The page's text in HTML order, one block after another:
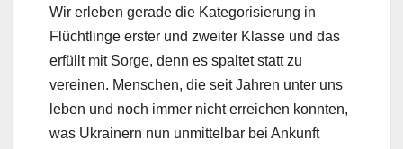
Wir erleben gerade die Kategorisierung in
Flüchtlinge erster und zweiter Klasse und das
erfüllt mit Sorge, denn es spaltet statt zu
vereinen. Menschen, die seit Jahren unter uns
leben und noch immer nicht erreichen konnten,
was Ukrainern nun unmittelbar bei Ankunft